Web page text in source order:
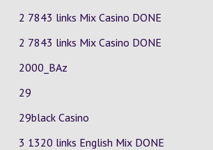
2 7843 links Mix Casino DONE
2 7843 links Mix Casino DONE
2000_BAz
29
29black Casino
3 1320 links English Mix DONE